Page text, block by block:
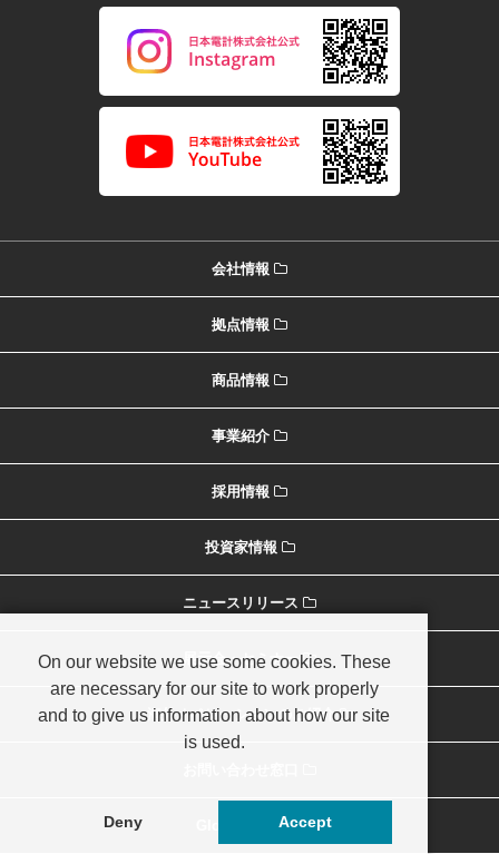
会社情報
拠点情報
商品情報
事業紹介
採用情報
投資家情報
ニュースリリース
展示会・セミナー
海外オペレーションのご紹介
Global Home
On our website we use some cookies. These
are necessary for our site to work properly
and to give us information about how our site
is used.
Deny Accept